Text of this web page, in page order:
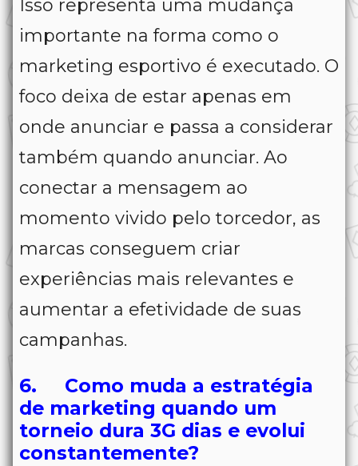
Isso representa uma mudança
importante na forma como o
marketing esportivo é executado. O
foco deixa de estar apenas em
onde anunciar e passa a considerar
também quando anunciar. Ao
conectar a mensagem ao
momento vivido pelo torcedor, as
marcas conseguem criar
experiências mais relevantes e
aumentar a efetividade de suas
campanhas.
6. Como muda a estratégia
de marketing quando um
torneio dura 3G dias e evolui
constantemente?